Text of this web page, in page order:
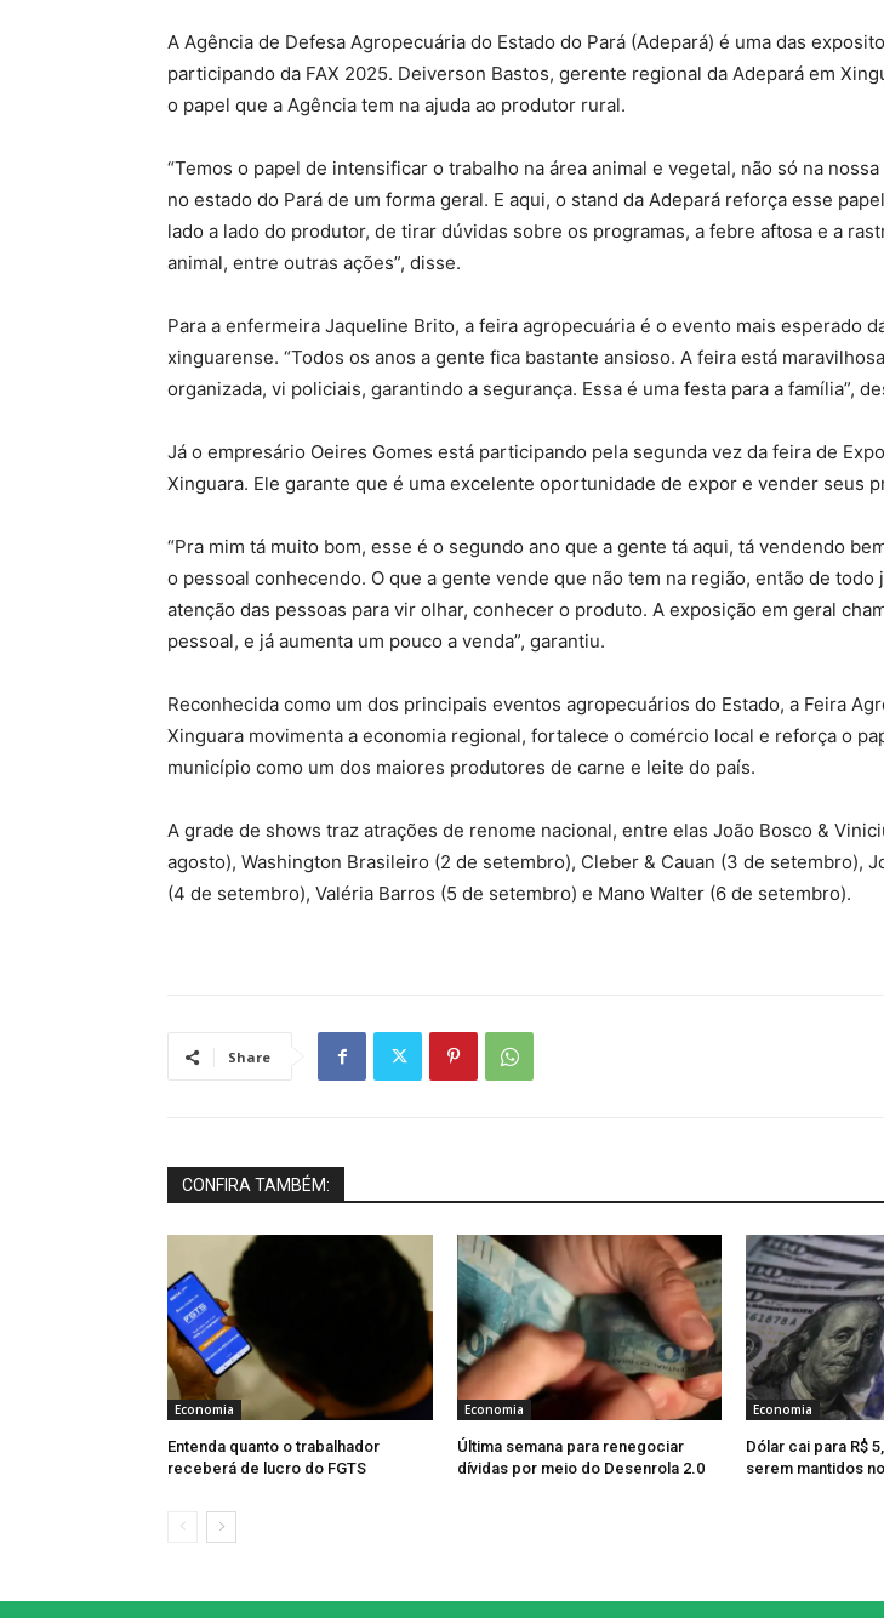
A Agência de Defesa Agropecuária do Estado do Pará (Adepará) é uma das
participando da FAX 2025. Deiverson Bastos, gerente regional da Adepará em
o papel que a Agência tem na ajuda ao produtor rural.
“Temos o papel de intensificar o trabalho na área animal e vegetal, não só na
no estado do Pará de um forma geral. E aqui, o stand da Adepará reforça esse
lado a lado do produtor, de tirar dúvidas sobre os programas, a febre aftosa e a
animal, entre outras ações”, disse.
Para a enfermeira Jaqueline Brito, a feira agropecuária é o evento mais esperado
xinguarense. “Todos os anos a gente fica bastante ansioso. A feira está
organizada, vi policiais, garantindo a segurança. Essa é uma festa para a família”,
Já o empresário Oeires Gomes está participando pela segunda vez da feira de
Xinguara. Ele garante que é uma excelente oportunidade de expor e vender seus
“Pra mim tá muito bom, esse é o segundo ano que a gente tá aqui, tá vendendo
o pessoal conhecendo. O que a gente vende que não tem na região, então de todo
atenção das pessoas para vir olhar, conhecer o produto. A exposição em geral
pessoal, e já aumenta um pouco a venda”, garantiu.
Reconhecida como um dos principais eventos agropecuários do Estado, a Feira
Xinguara movimenta a economia regional, fortalece o comércio local e reforça o
município como um dos maiores produtores de carne e leite do país.
A grade de shows traz atrações de renome nacional, entre elas João Bosco &
agosto), Washington Brasileiro (2 de setembro), Cleber & Cauan (3 de setembro),
(4 de setembro), Valéria Barros (5 de setembro) e Mano Walter (6 de setembro).
Share
CONFIRA TAMBÉM:
Economia
Entenda quanto o trabalhador
receberá de lucro do FGTS
Economia
Última semana para renegociar
dívidas por meio do Desenrola 2.0
Economia
Dólar cai para R$
serem mantidos